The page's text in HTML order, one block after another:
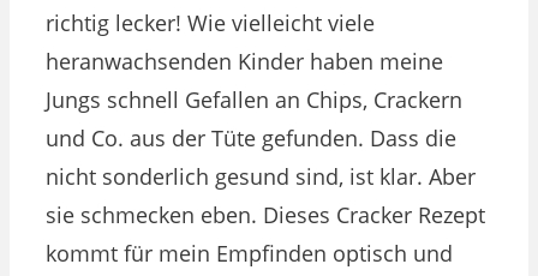
richtig lecker! Wie vielleicht viele
heranwachsenden Kinder haben meine
Jungs schnell Gefallen an Chips, Crackern
und Co. aus der Tüte gefunden. Dass die
nicht sonderlich gesund sind, ist klar. Aber
sie schmecken eben. Dieses Cracker Rezept
kommt für mein Empfinden optisch und